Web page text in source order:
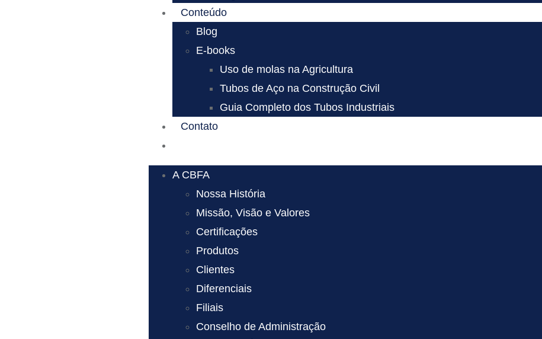
Conteúdo
Blog
E-books
Uso de molas na Agricultura
Tubos de Aço na Construção Civil
Guia Completo dos Tubos Industriais
Contato
A CBFA
Nossa História
Missão, Visão e Valores
Certificações
Produtos
Clientes
Diferenciais
Filiais
Conselho de Administração